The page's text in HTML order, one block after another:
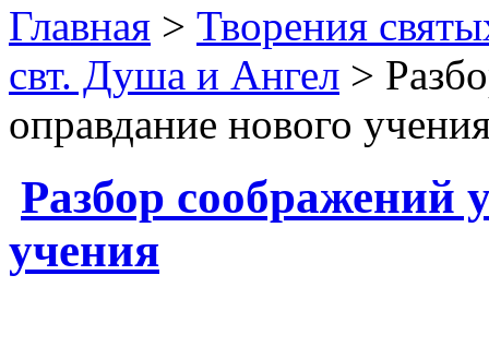
Главная > Творения
свт. Душа и Ангел >
оправдание нового
Разбор соображений
учения